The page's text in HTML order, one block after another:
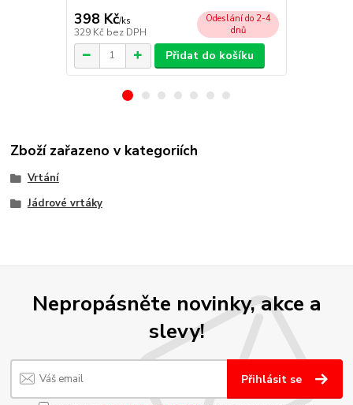
398 Kč/ks
329 Kč bez DPH
Odeslání do 2-4
dnů
Přidat do košíku
Zboží zařazeno v kategoriích
Vrtání
Jádrové vrtáky
Nepropásněte novinky, akce a
slevy!
Přihlásit se